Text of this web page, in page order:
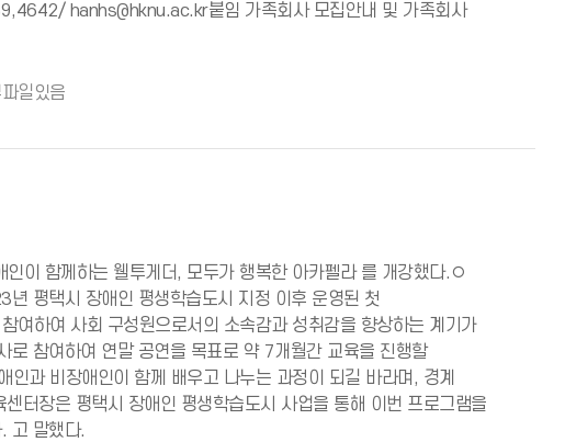
hanhs@hknu.ac.kr붙임 가족회사 모집안내 및 가족회사
일있음
이 함께하는 웰투게더, 모두가 행복한 아카펠라 를 개강했다.◦
평택시 장애인 평생학습도시 지정 이후 운영된 첫
여하여 사회 구성원으로서의 소속감과 성취감을 향상하는 계기가
참여하여 연말 공연을 목표로 약 7개월간 교육을 진행할
과 비장애인이 함께 배우고 나누는 과정이 되길 바라며, 경계
터장은 평택시 장애인 평생학습도시 사업을 통해 이번 프로그램을
고 말했다.